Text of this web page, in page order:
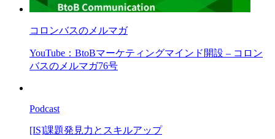
コロンバスのメルマガ
YouTube：BtoBマーケティングマインド開設 – コロン
バスのメルマガ76号
Podcast
[IS]課題発見力とスキルアップ